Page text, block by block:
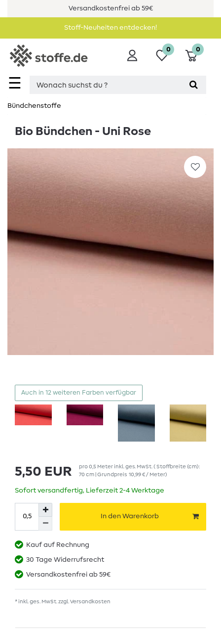
Versandkostenfrei ab 59€
Stoff-Neuheiten entdecken!
☰
0 0
Bündchenstoffe
Bio Bündchen - Uni Rose
Auch in 12 weiteren Farben verfügbar
5,50 EUR pro0,5 Meterinkl. ges. MwSt. ( Stoffbreite (cm):
70 cm | Grundpreis 10,99 € / Meter)
Sofort versandfertig, Lieferzeit 2-4 Werktage
In den Warenkorb
Kauf auf Rechnung
30 Tage Widerrufsrecht
Versandkostenfrei ab 59€
* inkl. ges. MwSt. zzgl. Versandkosten